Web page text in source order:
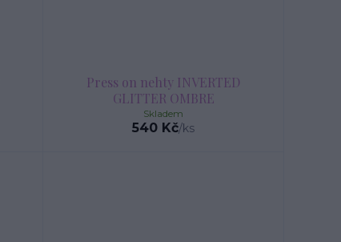
Press on nehty INVERTED
GLITTER OMBRE
540 Kč/ks
Skladem